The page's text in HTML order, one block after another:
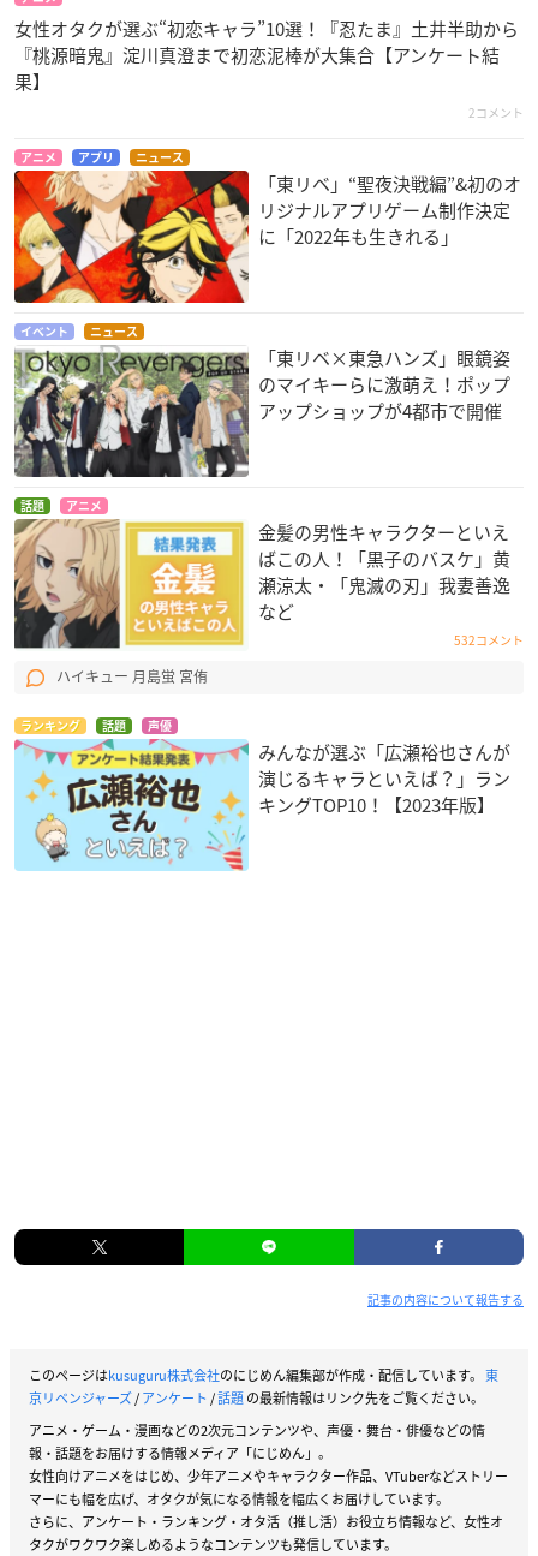
女性オタクが選ぶ“初恋キャラ”10選！『忍たま』土井半助から
『桃源暗鬼』淀川真澄まで初恋泥棒が大集合【アンケート結
果】
2コメント
アニメ アプリ ニュース
「東リベ」“聖夜決戦編”&初のオ
リジナルアプリゲーム制作決定
に「2022年も生きれる」
イベント ニュース
「東リベ×東急ハンズ」眼鏡姿
のマイキーらに激萌え！ポップ
アップショップが4都市で開催
話題 アニメ
金髪の男性キャラクターといえ
ばこの人！「黒子のバスケ」黄
瀬涼太・「鬼滅の刃」我妻善逸
など
532コメント
ハイキュー 月島蛍 宮侑
ランキング 話題 声優
みんなが選ぶ「広瀬裕也さんが
演じるキャラといえば？」ラン
キングTOP10！【2023年版】
記事の内容について報告する
このページはkusuguru株式会社のにじめん編集部が作成・配信しています。 東
京リベンジャーズ/アンケート /話題の最新情報はリンク先をご覧ください。
アニメ・ゲーム・漫画などの2次元コンテンツや、声優・舞台・俳優などの情
報・話題をお届けする情報メディア「にじめん」。
女性向けアニメをはじめ、少年アニメやキャラクター作品、VTuberなどストリー
マーにも幅を広げ、オタクが気になる情報を幅広くお届けしています。
さらに、アンケート・ランキング・オタ活（推し活）お役立ち情報など、女性オ
タクがワクワク楽しめるようなコンテンツも発信しています。